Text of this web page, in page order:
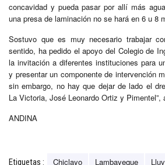
concavidad y pueda pasar por allí más
una presa de laminación no se hará en 6 u 8
Sostuvo que es muy necesario trabajar
sentido, ha pedido el apoyo del Colegio de
la invitación a diferentes instituciones para
y presentar un componente de intervención
sin embargo, no hay que dejar de lado el
La Victoria, José Leonardo Ortiz y Pimentel”,
ANDINA
Etiquetas : Chiclayo Lambayeque